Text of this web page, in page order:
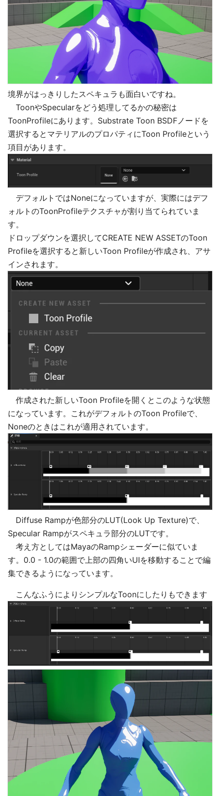
境界がはっきりしたスペキュラも面白いですね。
ToonやSpecularをどう処理してるかの秘密は
ToonProfileにあります。Substrate Toon BSDFノードを
選択するとマテリアルのプロパティにToon Profileという
項目があります。
デフォルトではNoneになっていますが、実際にはデフ
ォルトのToonProfileテクスチャが割り当てられていま
す。
ドロップダウンを選択してCREATE NEW ASSETのToon
Profileを選択すると新しいToon Profileが作成され、アサ
インされます。
作成された新しいToon Profileを開くとこのような状態
になっています。これがデフォルトのToon Profileで、
Noneのときはこれが適用されています。
Diffuse Rampが色部分のLUT(Look Up Texture)で、
Specular Rampがスペキュラ部分のLUTです。
考え方としてはMayaのRampシェーダーに似ていま
す。0.0 - 1.0の範囲で上部の四角いUIを移動することで編
集できるようになっています。
こんなふうによりシンプルなToonにしたりもできます